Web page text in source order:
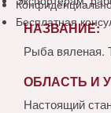
Бесплатная
НАЗВАНИЕ:
Рыба вяленая.
ОБЛАСТЬ И
Настоящий